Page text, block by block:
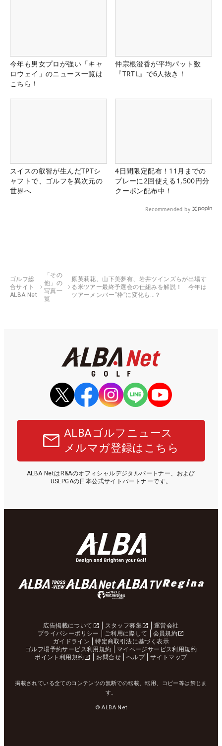
今年も男女プロが強い「キャ
ロウェイ」のニュース一覧は
こちら！
仲宗根澄香が平均パット数
『TRTL』で6人抜き！
スイスの叡智が生んだTPTシ
ャフトで、ゴルフを異次元の
世界へ
4日間限定配布！11月までの
プレーに2回使える1,500円分
クーポン配布中！
Recommended by
ゴルフ総
合サイト
ALBA Net
「その
他」の
写真一
覧
原英莉花、山下美夢有、岩井ツインズらが出場す
る米ツアー最終予選会の仕組みを解説！ 今年は
ツアーメンバー“枠”に変化も…？
ALBAゴルフニュース
メルマガ登録はこちら
ALBA NetはR&Aのオフィシャルデジタルパートナー、および
USLPGAの日本公式サイトパートナーです。
広告掲載について スタッフ募集
運営会社
プライバシーポリシー
ご利用に際して
会員規約
ガイドライン
特定商取引法に基づく表示
ゴルフ場予約サービス利用規約
マイページサービス利用規約
ポイント利用規約
お問合せ ヘルプ サイトマップ
掲載されている全てのコンテンツの無断での転載、転用、コピー等は禁じま
す。
© ALBA Net